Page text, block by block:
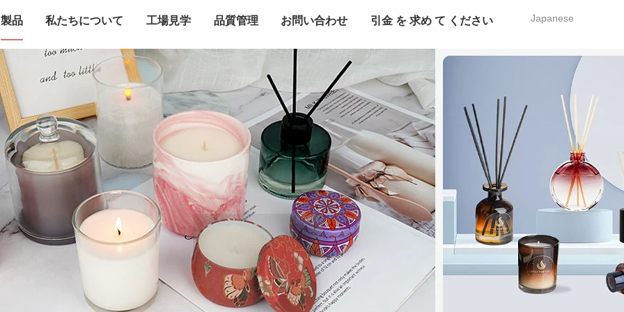
Japanese
製品 私たちについて 工場見学 品質管理 お問い合わせ 引金 を 求め て ください